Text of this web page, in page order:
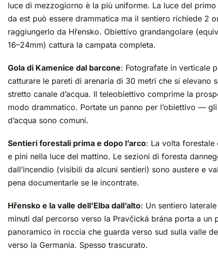
luce di mezzogiorno è la più uniforme. La luce del
da est può essere drammatica ma il sentiero richiede 2
raggiungerlo da Hřensko. Obiettivo grandangolare
16–24mm) cattura la campata completa.
Gola di Kamenice dal barcone: Fotografate in verticale
catturare le pareti di arenaria di 30 metri che si elevano
stretto canale d’acqua. Il teleobiettivo comprime la
modo drammatico. Portate un panno per l’obiettivo —
d’acqua sono comuni.
Sentieri forestali prima e dopo l’arco: La volta forestale
e pini nella luce del mattino. Le sezioni di foresta
dall’incendio (visibili da alcuni sentieri) sono austere e
pena documentarle se le incontrate.
Hřensko e la valle dell’Elba dall’alto: Un sentiero
minuti dal percorso verso la Pravčická brána porta a un
panoramico in roccia che guarda verso sud sulla valle
verso la Germania. Spesso trascurato.